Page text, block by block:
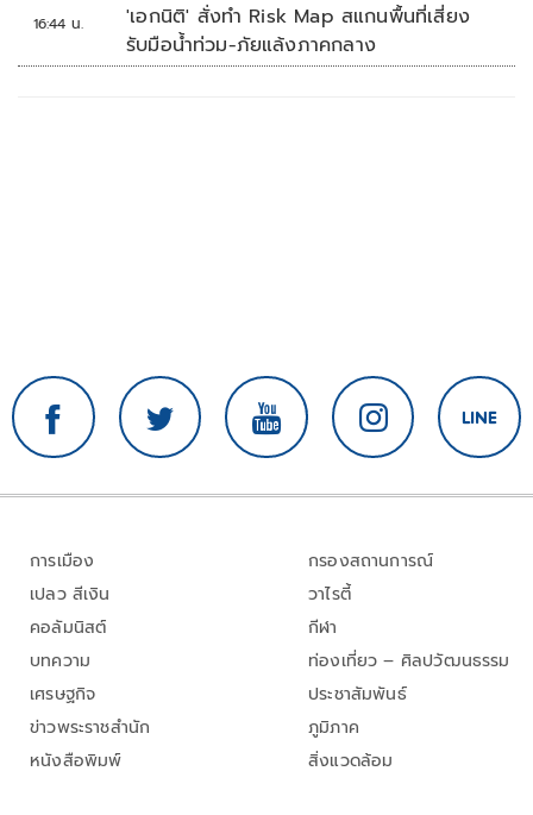
16:44 น.
'เอกนิติ' สั่งทำ Risk Map สแกนพื้นที่เสี่ยง
รับมือน้ำท่วม-ภัยแล้งภาคกลาง
การเมือง
เปลว สีเงิน
คอลัมนิสต์
บทความ
เศรษฐกิจ
ข่าวพระราชสำนัก
หนังสือพิมพ์
กรองสถานการณ์
วาไรตี้
กีฬา
ท่องเที่ยว – ศิลปวัฒนธรรม
ประชาสัมพันธ์
ภูมิภาค
สิ่งแวดล้อม